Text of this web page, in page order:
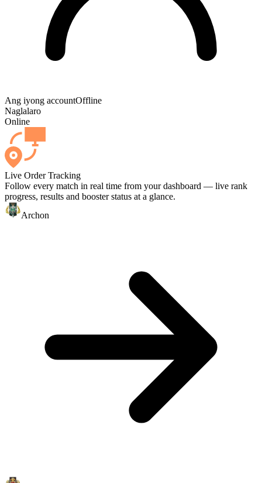
Ang iyong accountOffline
Naglalaro
Online
Live Order Tracking
Follow every match in real time from your dashboard — live rank
progress, results and booster status at a glance.
Archon